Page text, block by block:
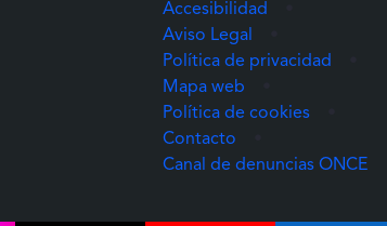
Accesibilidad
Aviso Legal
Política de privacidad
Mapa web
Política de cookies
Contacto
Canal de denuncias ONCE